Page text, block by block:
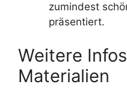
zumindest
präsentiert.
Weitere
Materialien